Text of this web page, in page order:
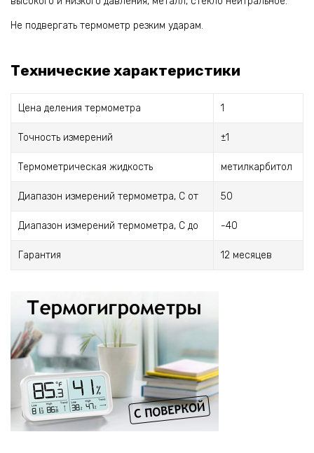
Не подвергать термометр резким ударам.
Технические характеристики
Цена деления термометра 1
Точность измерений ±1
Термометрическая жидкость метилкарбитол
Диапазон измерений термометра, С от 50
Диапазон измерений термометра, С до -40
Гарантия 12 месяцев